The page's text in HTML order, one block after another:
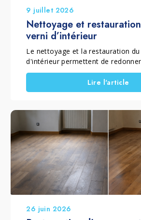
9 juillet 2026
Nettoyage et
verni d’intérieur
Le nettoyage et la restauration
d'intérieur permettent de
à un parquet verni mat ou brillant
brillance, son homogénéité et sa
de l'usure quotidienne. Lorsque le
ponçage complet, il est possible
parquet sans poncer grâce à un
spécifique qui élimine le
ravive le bois et restaure la
finition. Ce traitement convient
parquets vernis brillants qu'aux
mats, en choisissant le procédé
finition d'origine. C'est pourquoi
développé le KIT RESTAURA
VERNICIATO OPACO, deux
Lire l'article
26 juin 2026